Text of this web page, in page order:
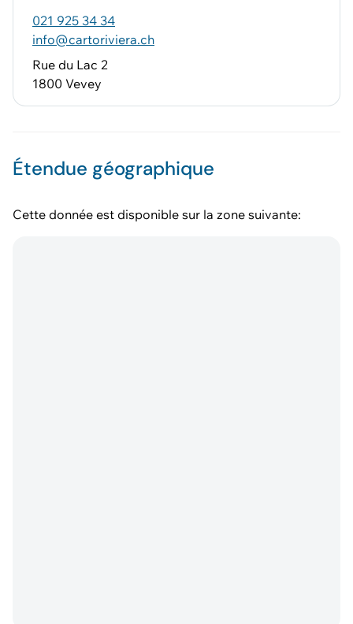
021 925 34 34
info@cartoriviera.ch
Rue du Lac 2
1800 Vevey
Étendue géographique
Cette donnée est disponible sur la zone suivante: